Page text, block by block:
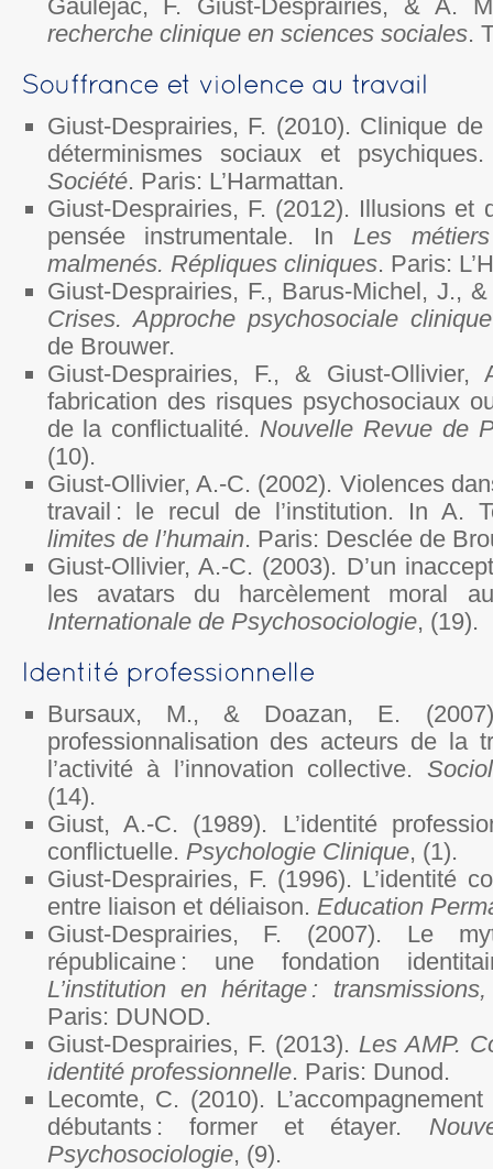
Gaulejac, F. Giust-Desprairies, & A.
recherche clinique en sciences sociales.
Giust-Desprairies, F. (2010). Clinique
déterminismes sociaux et
Société. Paris: L’Harmattan.
Giust-Desprairies, F. (2012). Illusions et
pensée instrumentale. In Les
malmenés. Répliques cliniques. Paris:
Giust-Desprairies, F., Barus-Michel, J.,
Crises. Approche psychosociale clinique
de Brouwer.
Giust-Desprairies, F., & Giust-Ollivier,
fabrication des risques psychosociaux
de la conflictualité.Nouvelle Revue de
(10).
Giust-Ollivier, A.-C. (2002). Violences
travail : le recul de l’institution. In A.
limites de l’humain. Paris: Desclée de
Giust-Ollivier, A.-C. (2003). D’un
les avatars du harcèlement moral
Internationale de Psychosociologie, (19).
Bursaux, M., & Doazan, E.
professionnalisation des acteurs de la
l’activité à l’innovation collective.
(14).
Giust, A.-C. (1989). L’identité
conflictuelle. Psychologie Clinique, (1).
Giust-Desprairies, F. (1996). L’identité
entre liaison et déliaison. Education
Giust-Desprairies, F. (2007). Le
républicaine : une fondation
L’institution en héritage :
Paris: DUNOD.
Giust-Desprairies, F. (2013). Les AMP.
identité professionnelle. Paris: Dunod.
Lecomte, C. (2010).
débutants : former et étayer.
Psychosociologie, (9).